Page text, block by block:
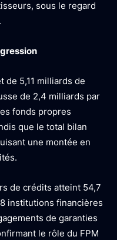
sous le regard
de 5,11 milliards de
de 2,4 milliards par
fonds propres
que le total bilan
une montée en
de crédits atteint 54,7
institutions financières
de garanties
le rôle du FPM